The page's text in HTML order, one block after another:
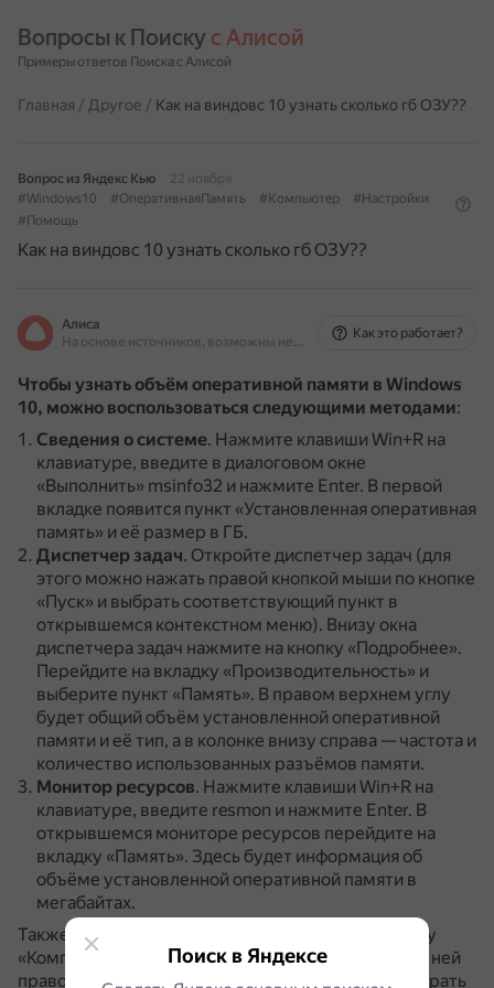
Вопросы к Поиску с Алисой
Примеры ответов Поиска с Алисой
Главная / Другое / Как на виндовс 10 узнать сколько гб ОЗУ??
Вопрос из Яндекс Кью
22 ноября
#Windows10
#ОперативнаяПамять #Компьютер
#Настройки
#Помощь
Как на виндовс 10 узнать сколько гб ОЗУ??
Алиса
На основе источников, возможны неточности
Как это работает?
Чтобы узнать объём оперативной памяти в Windows
10, можно воспользоваться следующими методами:
Сведения о системе. Нажмите клавиши Win+R на
клавиатуре, введите в диалоговом окне
«Выполнить» msinfo32 и нажмите Enter. В первой
вкладке появится пункт «Установленная оперативная
память» и её размер в ГБ.
Диспетчер задач. Откройте диспетчер задач (для
этого можно нажать правой кнопкой мыши по кнопке
«Пуск» и выбрать соответствующий пункт в
открывшемся контекстном меню). Внизу окна
диспетчера задач нажмите на кнопку «Подробнее».
Перейдите на вкладку «Производительность» и
выберите пункт «Память». В правом верхнем углу
будет общий объём установленной оперативной
памяти и её тип, а в колонке внизу справа — частота и
количество использованных разъёмов памяти.
Монитор ресурсов. Нажмите клавиши Win+R на
клавиатуре, введите resmon и нажмите Enter. В
открывшемся мониторе ресурсов перейдите на
вкладку «Память». Здесь будет информация об
объёме установленной оперативной памяти в
мегабайтах.
Также можно открыть меню «Пуск», найти вкладку
«Компьютер» или «Мой компьютер», щёлкнуть по ней
правой кнопкой мыши и в появившемся меню выбрать
Поиск в Яндексе